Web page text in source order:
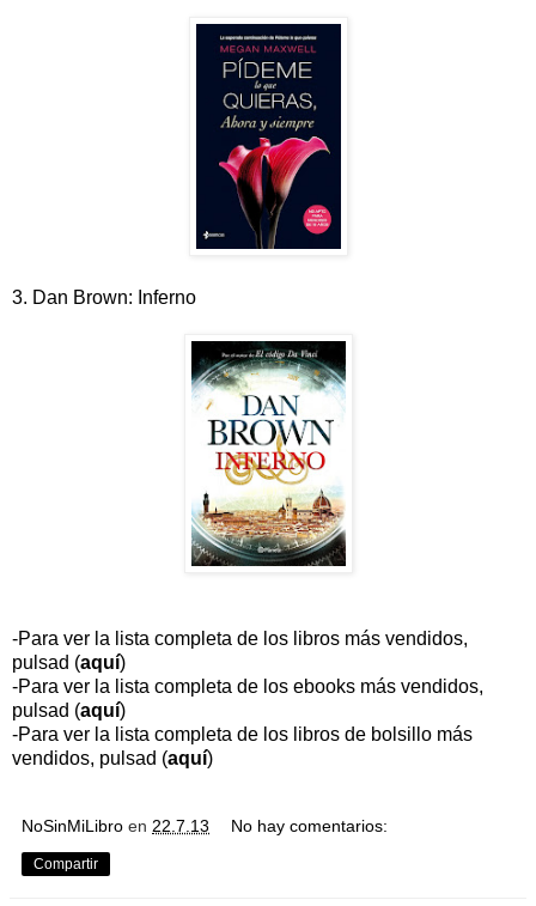
3. Dan Brown: Inferno
-Para ver la lista completa de los libros más vendidos,
pulsad (aquí)
-Para ver la lista completa de los ebooks más vendidos,
pulsad (aquí)
-Para ver la lista completa de los libros de bolsillo más
vendidos, pulsad (aquí)
NoSinMiLibro en 22.7.13 No hay comentarios:
Compartir